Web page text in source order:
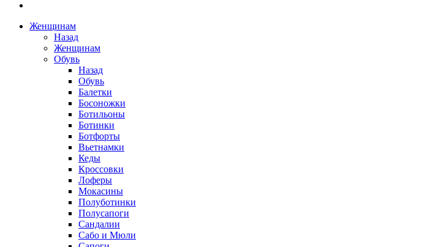
Женщинам
Назад
Женщинам
Обувь
Назад
Обувь
Балетки
Босоножки
Ботильоны
Ботинки
Ботфорты
Вьетнамки
Кеды
Кроссовки
Лоферы
Мокасины
Полуботинки
Полусапоги
Сандалии
Сабо и Мюли